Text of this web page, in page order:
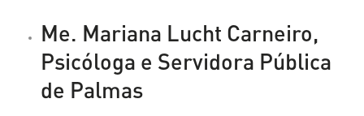
Me. Mariana Lucht Carneiro,
Psicóloga e Servidora Pública
de Palmas